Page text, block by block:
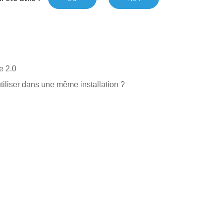
2.0
dans une même installation ?